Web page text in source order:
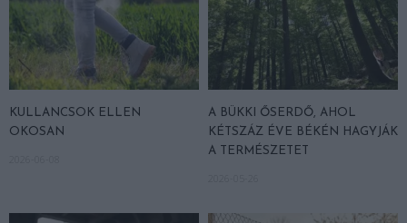
KULLANCSOK ELLEN
OKOSAN
A BÜKKI ŐSERDŐ, AHOL
KÉTSZÁZ ÉVE BÉKÉN HAGYJÁK
A TERMÉSZETET